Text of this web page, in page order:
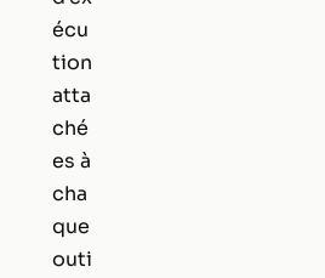
écu
tion
atta
ché
es à
cha
que
outi